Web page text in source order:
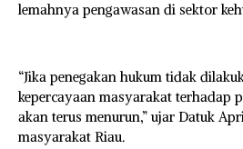
lemahnya pengawasan di sektor
“Jika penegakan hukum tidak
kepercayaan masyarakat terhadap
akan terus menurun,” ujar Datuk
masyarakat Riau.